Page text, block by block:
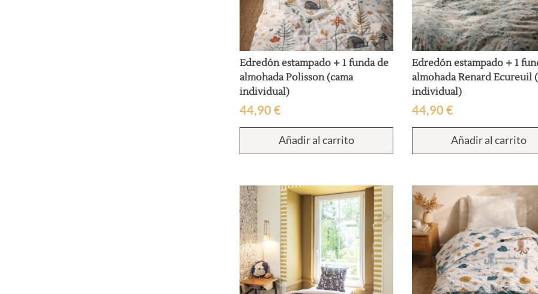
de
producto
Edredón estampado + 1 funda de
almohada Polisson (cama
individual)
44,90 €
Añadir al carrito
Edredón estampado + 1
almohada Renard Ecureuil
individual)
44,90€
Añadir al carrito